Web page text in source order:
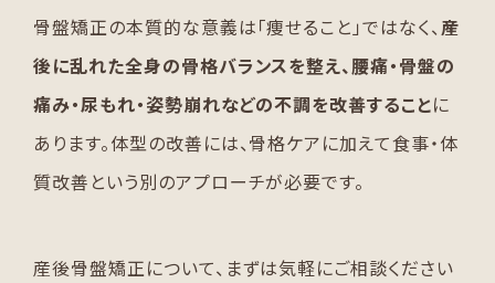
骨盤矯正の本質的な意義は「痩せること」ではなく、 産
後に乱れた全身の骨格バランスを整え、腰痛・骨盤の
痛み・尿もれ・姿勢崩れなどの不調を改善することに
あります。体型の改善には、骨格ケアに加えて食事・体
質改善という別のアプローチが必要です。
産後骨盤矯正について、まずは気軽にご相談ください